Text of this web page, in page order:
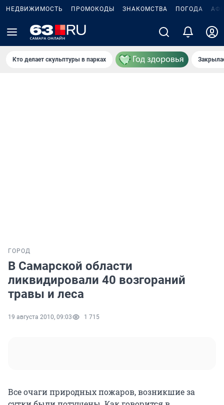
НЕДВИЖИМОСТЬ ПРОМОКОДЫ ЗНАКОМСТВА ПОГОДА
Кто делает скульптуры в парках
ГОРОД
В Самарской области
ликвидировали 40 возгораний
травы и леса
19 августа 2010, 09:03 1 715
Все очаги природных пожаров, возникшие за